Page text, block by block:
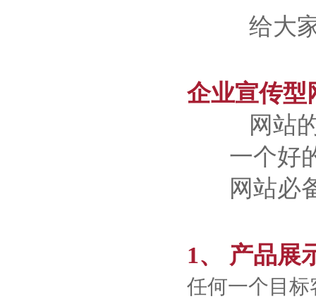
给大
企业宣传型
网站
一个好
网站必
1、 产品展
任何一个目